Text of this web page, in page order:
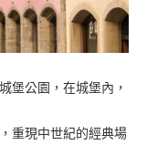
堡公園，在城堡內，
重現中世紀的經典場